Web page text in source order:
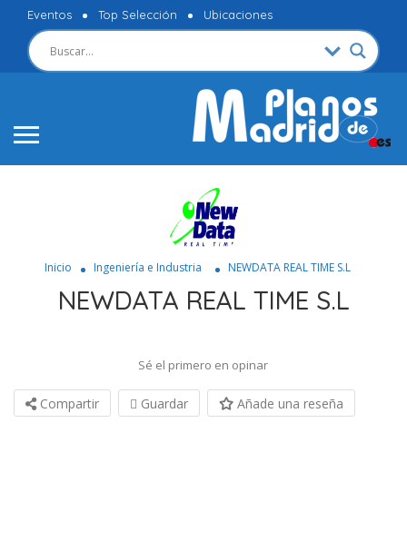
Eventos Top Selección Ubicaciones
Inicio Ingeniería e Industria NEWDATA REAL TIME S.L
NEWDATA REAL TIME S.L
Sé el primero en opinar
Compartir Guardar Añade una reseña